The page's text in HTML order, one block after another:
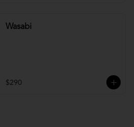
Wasabi
$290